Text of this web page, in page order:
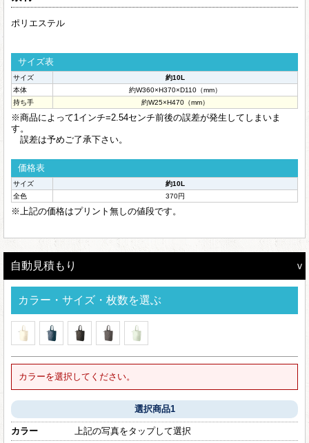
ポリエステル
サイズ表
サイズ
約10L
本体
約W360×H370×D110（mm）
持ち手
約W25×H470（mm）
※商品によって1インチ=2.54センチ前後の誤差が発生してしまいま
す。
誤差は予めご了承下さい。
価格表
サイズ
約10L
全色
370円
※上記の価格はプリント無しの値段です。
自動見積もり
カラー・サイズ・枚数を選ぶ
カラーを選択してください。
選択商品1
カラー
上記の写真をタップして選択